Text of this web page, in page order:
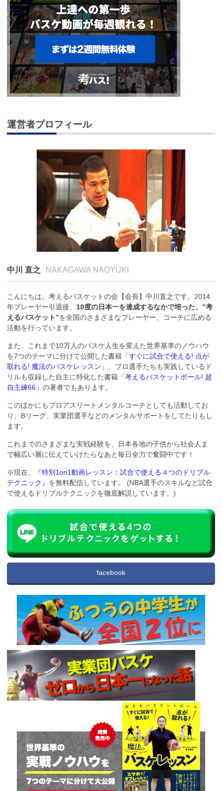
運営者プロフィール
中川 直之 NAKAGAWA NAOYUKI
こんにちは。考えるバスケットの会【会長】中川直之です。2014
年プレーヤー引退後、10度の日本一を達成するなかで培った、”考
えるバスケット”を全国のさまざまなプレーヤー、コーチに広める
活動を行っています。
また、これまで10万人のバスケ人生を変えた世界基準のノウハウ
を7つのテーマに分けて公開した書籍「すぐに試合で使える! 点が
取れる! 魔法のバスケレッスン 」、プロ選手たちも実践しているド
リルも収録した自主に特化した書籍「考えるバスケットボール! 超
自主練66 」の著者でもあります。
このほかにもプロアスリートメンタルコーチとしても活動してお
り、Bリーグ、実業団選手などのメンタルサポートをしてたりもし
ます。
これまでのさまざまな実戦経験を、日本各地の子供から社会人ま
で幅広い層に伝えていけたらなあと毎日全力で奮闘中です！
※現在、
『特別1on1動画レッスン：試合で使える４つのドリブル
テクニック』 を無料配信しています。 (NBA選手のスキルなど試合
で使えるドリブルテクニックを徹底解説しています。)
facebook